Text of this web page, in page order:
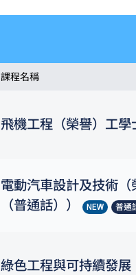
課程名稱
飛機工程（榮譽）工學
電動汽車設計及技術
（普通話）） NEW 普通
綠色工程與可持續發展